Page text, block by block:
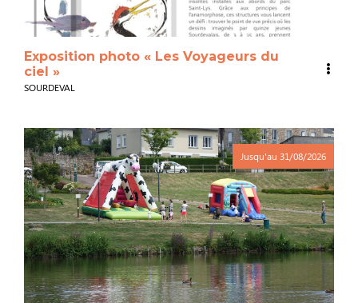
Exposition photo « Les Voyageurs du
ciel »
SOURDEVAL
Jusqu'au 31/08/2026